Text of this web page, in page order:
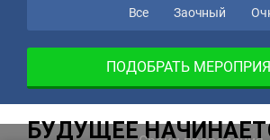
Все Заочный
ПОДОБРАТЬ
БУДУЩЕЕ